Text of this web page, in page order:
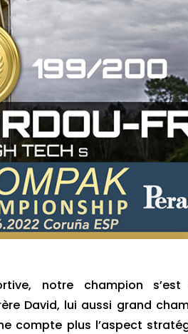
notre champion s’est
David, lui aussi grand
compte plus l’aspect